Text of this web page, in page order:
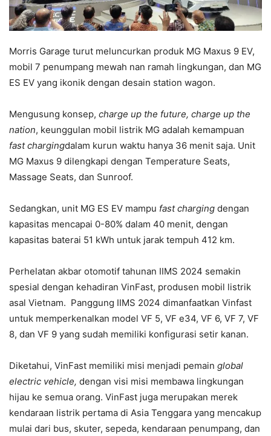
Morris Garage turut meluncurkan produk MG Maxus 9 EV,
mobil 7 penumpang mewah nan ramah lingkungan, dan MG
ES EV yang ikonik dengan desain station wagon.
Mengusung konsep, charge up the future, charge up the
nation, keunggulan mobil listrik MG adalah kemampuan
fast chargingdalam kurun waktu hanya 36 menit saja. Unit
MG Maxus 9 dilengkapi dengan Temperature Seats,
Massage Seats, dan Sunroof.
Sedangkan, unit MG ES EV mampu fast charging dengan
kapasitas mencapai 0-80% dalam 40 menit, dengan
kapasitas baterai 51 kWh untuk jarak tempuh 412 km.
Perhelatan akbar otomotif tahunan IIMS 2024 semakin
spesial dengan kehadiran VinFast, produsen mobil listrik
asal Vietnam. Panggung IIMS 2024 dimanfaatkan Vinfast
untuk memperkenalkan model VF 5, VF e34, VF 6, VF 7, VF
8, dan VF 9 yang sudah memiliki konfigurasi setir kanan.
Diketahui, VinFast memiliki misi menjadi pemain global
electric vehicle, dengan visi misi membawa lingkungan
hijau ke semua orang. VinFast juga merupakan merek
kendaraan listrik pertama di Asia Tenggara yang mencakup
mulai dari bus, skuter, sepeda, kendaraan penumpang, dan